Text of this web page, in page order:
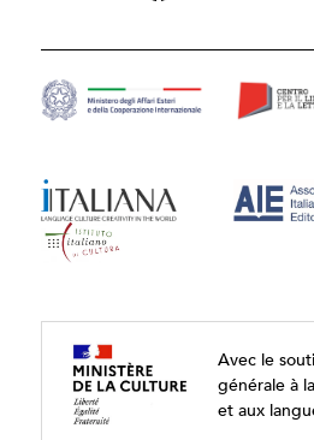
Avec le
générale à
et aux